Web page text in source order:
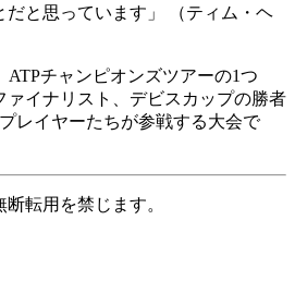
だと思っています」 （ティム・ヘ
ATPチャンピオンズツアーの1つ
ァイナリスト、デビスカップの勝者
レイヤーたちが参戦する大会で
転用を禁じます。